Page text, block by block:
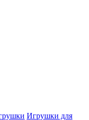
Игрушки для